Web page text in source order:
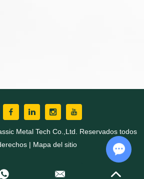
Metal Tech Co.,Ltd. Reservados todos
| Mapa del sitio